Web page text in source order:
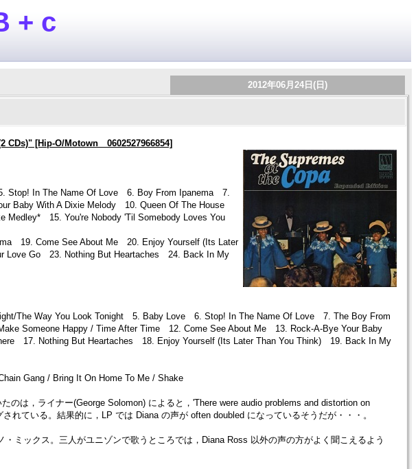
+ c
2012年06月24日(日)
[Hip-O/Motown 0602527966854]
In The Name Of Love 6. Boy From Ipanema 7.
Baby With A Dixie Melody 10. Queen Of The House
15. You're Nobody 'Til Somebody Loves You
19. Come See About Me 20. Enjoy Yourself (Its Later
Love Go 23. Nothing But Heartaches 24. Back In My
The Way You Look Tonight 5. Baby Love 6. Stop! In The Name Of Love 7. The Boy From
Someone Happy / Time After Time 12. Come See About Me 13. Rock-A-Bye Your Baby
17. Nothing But Heartaches 18. Enjoy Yourself (Its Later Than You Think) 19. Back In My
Gang / Bring It On Home To Me / Shake
のは，ライナー(George Solomon) によると，'There were audio problems and distortion on
れている。結果的に，LP では Diana の声が often doubled になっているそうだが・・・。
ミックス。三人がユニゾンで歌うところでは，Diana Ross 以外の声の方がよく聞こえるよう